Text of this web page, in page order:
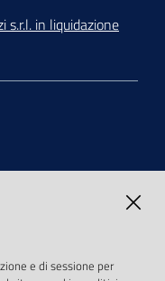
s.r.l. in liquidazione
e di sessione per